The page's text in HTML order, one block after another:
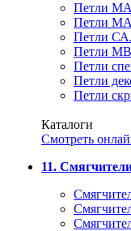
Петли
Петли
Петли
Петли
Петли
Петли
Петли
Каталоги
Смотреть
11.